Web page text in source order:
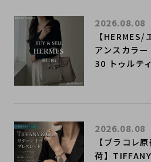
【
アンスカラ
30 トゥルテ
2026.08.08
【ブラコレ
荷】
2026.08.08